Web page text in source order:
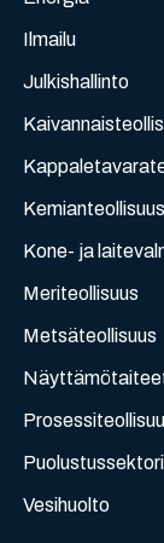
Ilmailu
Julkishallinto
Kemianteollisuus
Kone- ja
Meriteollisuus
Metsäteollisuus
Puolustussektori
Vesihuolto